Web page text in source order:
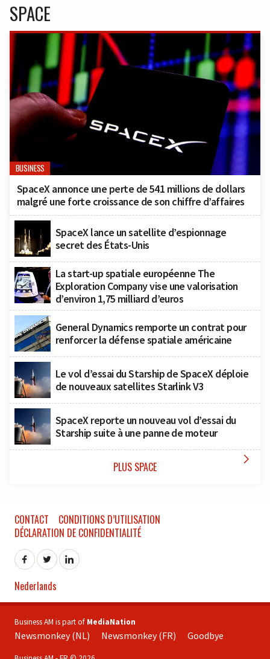
SPACE
BUSINESS
SpaceX annonce une perte de 541 millions de dollars
malgré une forte croissance de son chiffre d’affaires
SpaceX lance un satellite d’espionnage
secret des États-Unis
La start-up spatiale européenne The
Exploration Company vise une valorisation
d’environ 1,75 milliard d’euros
General Dynamics remporte un contrat pour
renforcer la défense spatiale américaine
Le vol d’essai du Starship de SpaceX déploie
de nouveaux satellites Starlink V3
SpaceX reporte un nouveau vol d’essai du
Starship suite à une panne de moteur
PLUS SPACE 
CONTACT
CONDITIONS D’UTILISATION
DÉCLARATION DE CONFIDENTIALITÉ
Nederlands
Business AM is part of MediaNation
Newsmonkey (NL) Newsmonkey (FR) Goodbye